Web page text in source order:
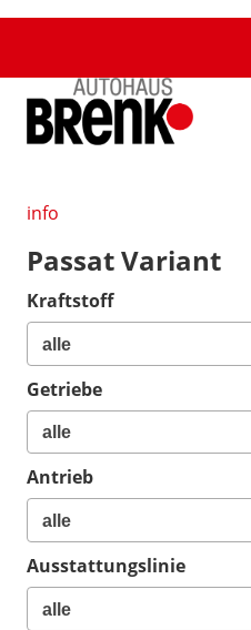
info
Passat Variant
Kraftstoff
Getriebe
Antrieb
Ausstattungslinie